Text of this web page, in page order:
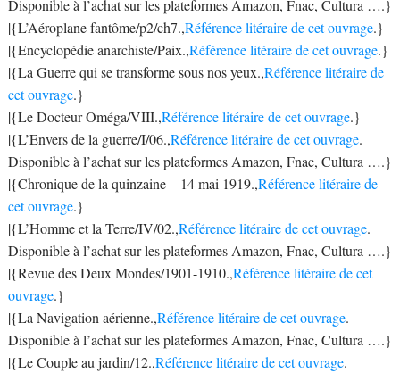
Disponible à l’achat sur les plateformes Amazon, Fnac, Cultura ….}
|{L’Aéroplane fantôme/p2/ch7.,Référence litéraire de cet ouvrage.}
|{Encyclopédie anarchiste/Paix.,Référence litéraire de cet ouvrage.}
|{La Guerre qui se transforme sous nos yeux.,Référence litéraire de
cet ouvrage.}
|{Le Docteur Oméga/VIII.,Référence litéraire de cet ouvrage.}
|{L’Envers de la guerre/I/06.,Référence litéraire de cet ouvrage.
Disponible à l’achat sur les plateformes Amazon, Fnac, Cultura ….}
|{Chronique de la quinzaine – 14 mai 1919.,Référence litéraire de
cet ouvrage.}
|{L’Homme et la Terre/IV/02.,Référence litéraire de cet ouvrage.
Disponible à l’achat sur les plateformes Amazon, Fnac, Cultura ….}
|{Revue des Deux Mondes/1901-1910.,Référence litéraire de cet
ouvrage.}
|{La Navigation aérienne.,Référence litéraire de cet ouvrage.
Disponible à l’achat sur les plateformes Amazon, Fnac, Cultura ….}
|{Le Couple au jardin/12.,Référence litéraire de cet ouvrage.